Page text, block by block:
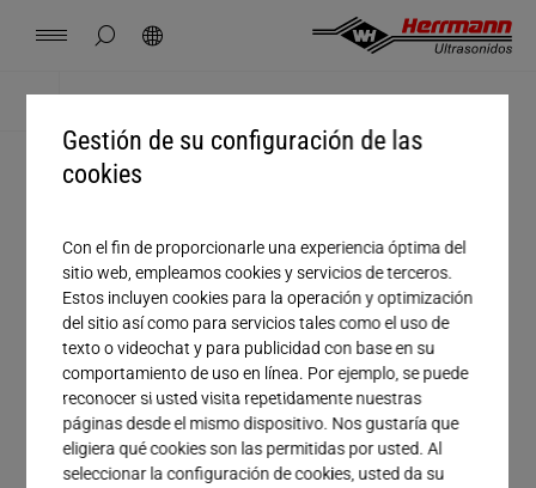
Gestión de su configuración de las
cookies
Con el fin de proporcionarle una experiencia óptima del
sitio web, empleamos cookies y servicios de terceros.
Estos incluyen cookies para la operación y optimización
del sitio así como para servicios tales como el uso de
texto o videochat y para publicidad con base en su
comportamiento de uso en línea. Por ejemplo, se puede
reconocer si usted visita repetidamente nuestras
páginas desde el mismo dispositivo. Nos gustaría que
eligiera qué cookies son las permitidas por usted. Al
seleccionar la configuración de cookies, usted da su
ocultar búsqueda de página
Inicio
Herrmann Engineering
Soluciones por segmento
Soldadura con ultrasonido
Productos
Empresa
Contacto Lugares Noticias Empleo Descargas
China 中文 english
Hungary magyar
Japan 日本語
Empresa
Nombre
Apellido
Correo electrónico*